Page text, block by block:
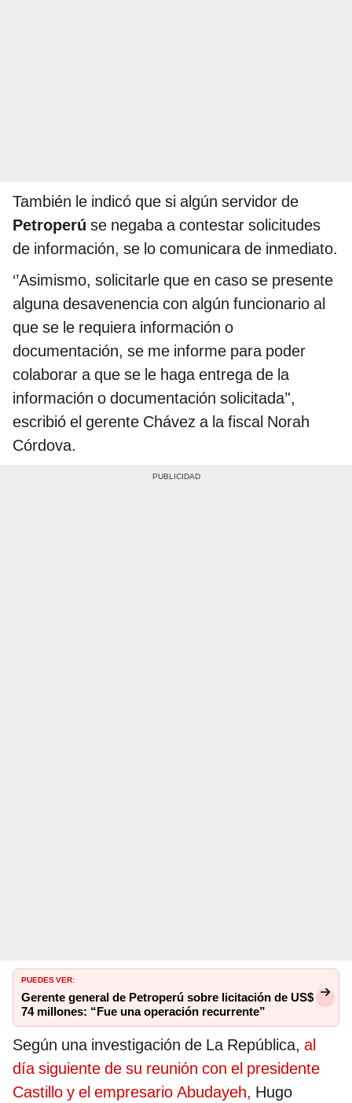
También le indicó que si algún servidor de
Petroperú se negaba a contestar solicitudes
de información, se lo comunicara de inmediato.
‘’Asimismo, solicitarle que en caso se presente
alguna desavenencia con algún funcionario al
que se le requiera información o
documentación, se me informe para poder
colaborar a que se le haga entrega de la
información o documentación solicitada’',
escribió el gerente Chávez a la fiscal Norah
Córdova.
PUEDES VER:
Gerente general de Petroperú sobre licitación de US$
74 millones: “Fue una operación recurrente”
Según una investigación de La República, al
día siguiente de su reunión con el presidente
Castillo y el empresario Abudayeh, Hugo